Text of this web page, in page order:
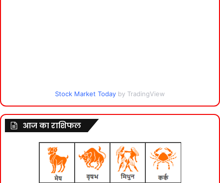
Stock Market Today by TradingView
आज का राशिफल